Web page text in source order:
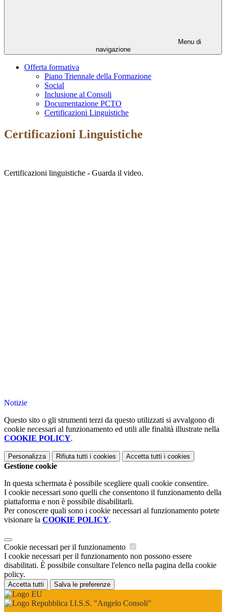
Menu di
navigazione
Offerta formativa
Piano Triennale della Formazione
Social
Inclusione al Consoli
Documentazione PCTO
Certificazioni Linguistiche
Certificazioni Linguistiche
Certificazioni linguistiche - Guarda il video.
Notizie
Questo sito o gli strumenti terzi da questo utilizzati si avvalgono di
cookie necessari al funzionamento ed utili alle finalità illustrate nella
COOKIE POLICY.
Personalizza Rifiuta tutti i cookies Accetta tutti i cookies
Gestione cookie
In questa schermata è possibile scegliere quali cookie consentire.
I cookie necessari sono quelli che consentono il funzionamento della
piattaforma e non è possibile disabilitarli.
Per conoscere quali sono i cookie necessari al funzionamento potete
visionare la COOKIE POLICY.
Cookie necessari per il funzionamento
I cookie necessari per il funzionamento non possono essere
disabilitati. È possibile consultare l'elenco nella pagina della cookie
policy.
Accetta tutti Salva le preferenze
I.I.S.S. "Angelo Consoli"